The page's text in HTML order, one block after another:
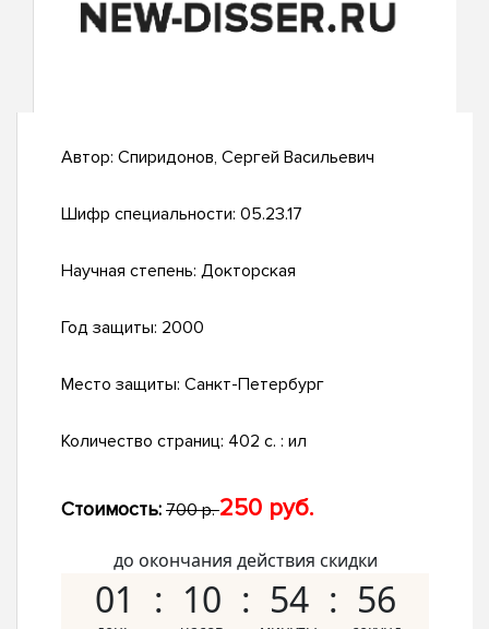
Автор: Спиридонов, Сергей Васильевич
Шифр специальности: 05.23.17
Научная степень: Докторская
Год защиты: 2000
Место защиты: Санкт-Петербург
Количество страниц: 402 с. : ил
Стоимость: 700 р.250 руб.
до окончания действия скидки
01 10 54 55